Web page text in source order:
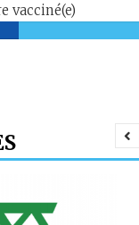
vacciné(e)